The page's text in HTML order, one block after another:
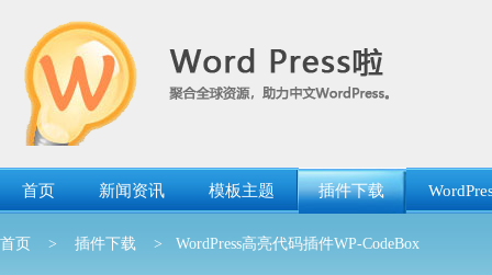
首页 新闻资讯 模板主题 插件下载
首页 > 插件下载 > WordPress高亮代码插件WP-CodeBox